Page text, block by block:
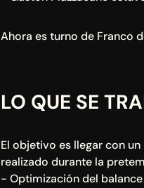
Ahora es turno de Franco
LO QUE SE
El objetivo es llegar con
realizado durante la
- Optimización del